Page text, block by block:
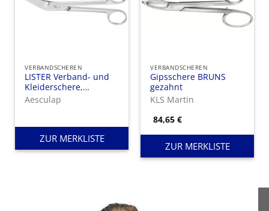
VERBANDSCHEREN
LISTER Verband- und
Kleiderschere,
seitwärts gewinkelt, 1
Blatt mit Knopf, 180
Aesculap
ZUR MERKLISTE
VERBANDSCHEREN
Gipsschere BRUNS
gezahnt
KLS Martin
84,65€
ZUR MERKLISTE